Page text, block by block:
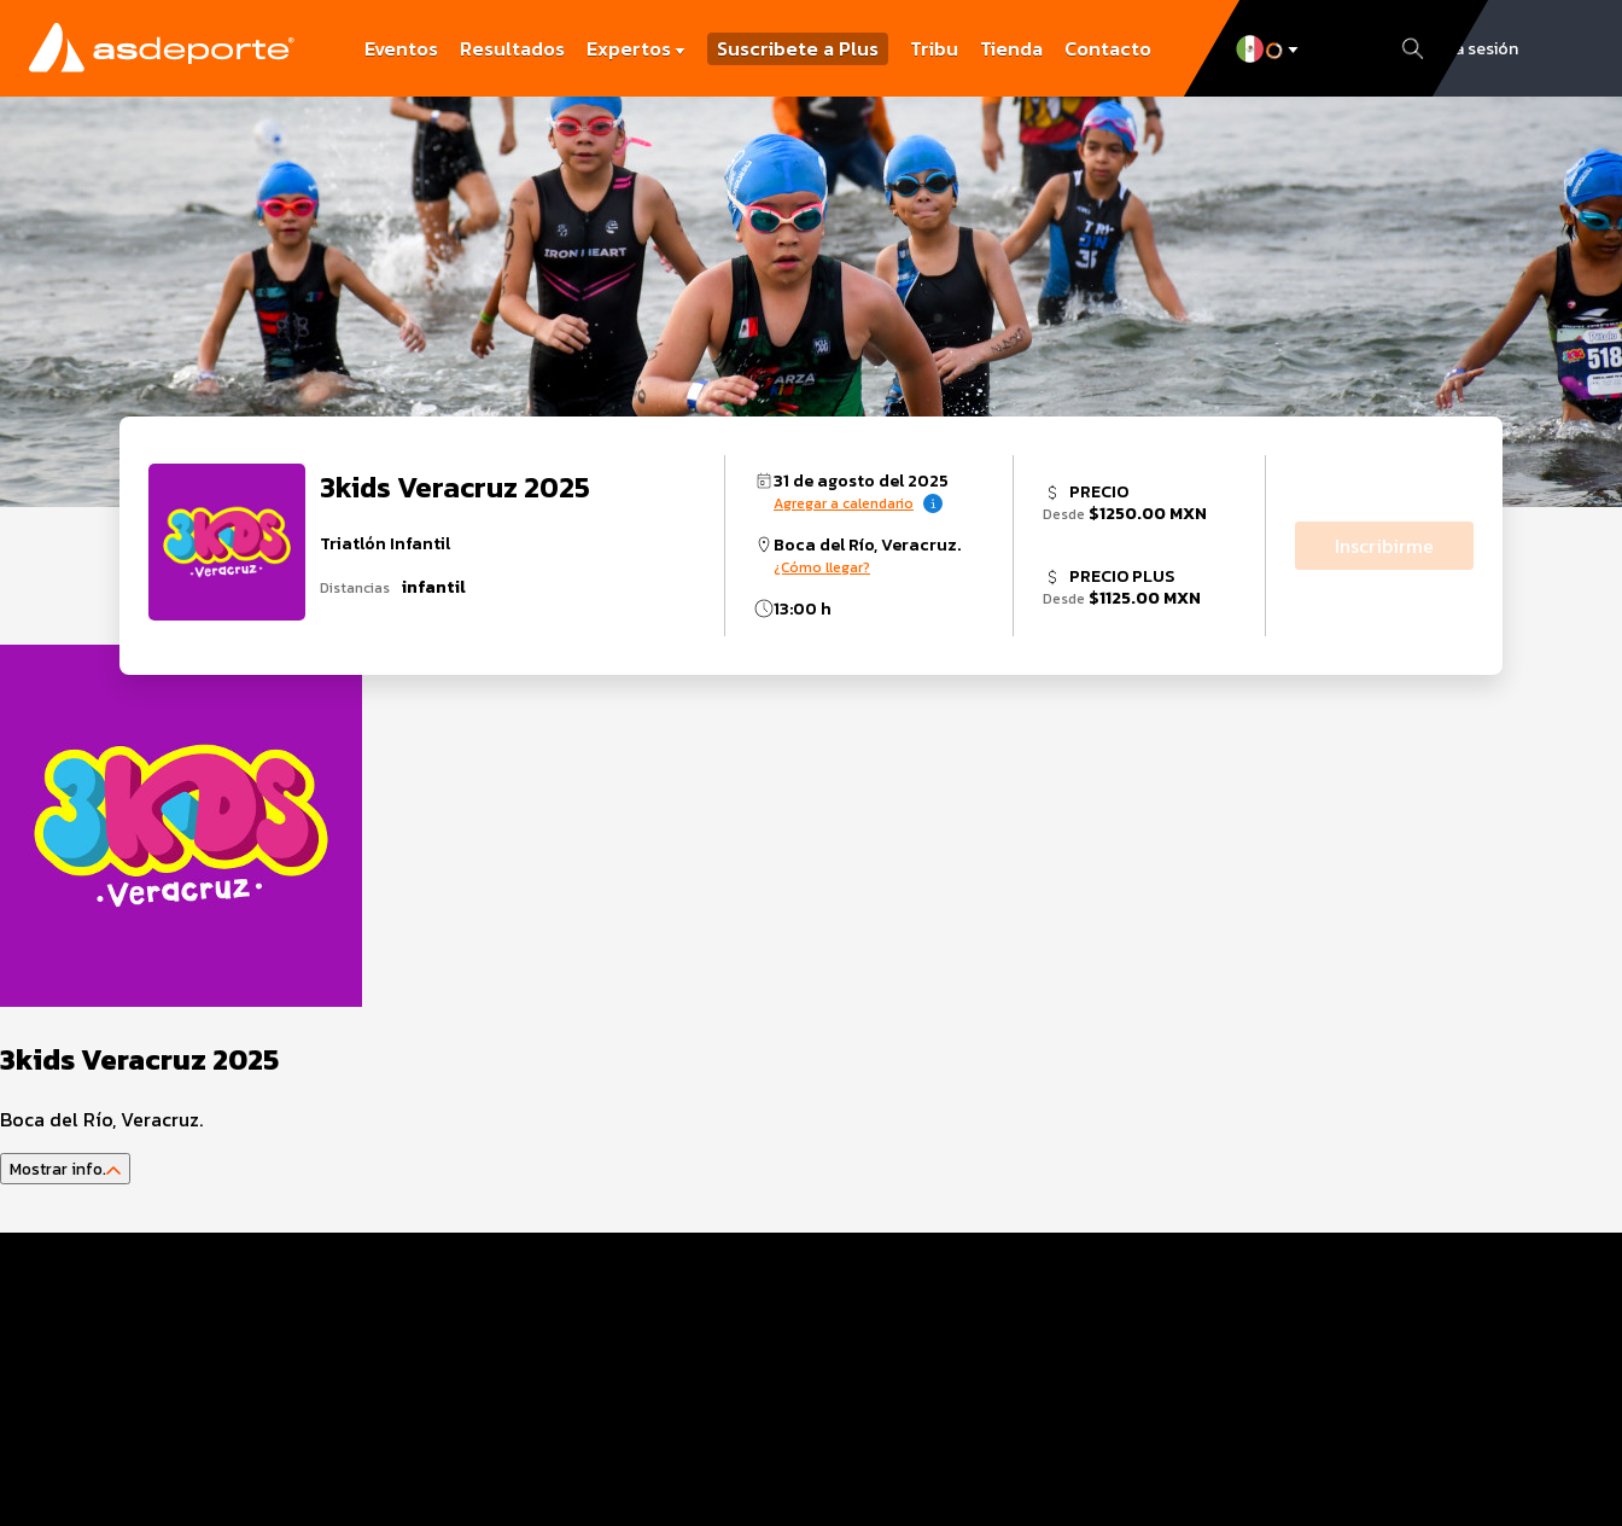
Eventos Resultados Expertos Suscribete a Plus Tribu Tienda Contacto Inicia sesión
3kids Veracruz 2025
Triatlón Infantil
Distancias infantil
31 de agosto del 2025
Agregar a calendario
Boca del Río, Veracruz.
¿Cómo llegar?
13:00 h
PRECIO
Desde $1250.00 MXN
PRECIO PLUS
Desde $1125.00 MXN
Inscribirme
3kids Veracruz 2025
Boca del Río, Veracruz.
Mostrar info.